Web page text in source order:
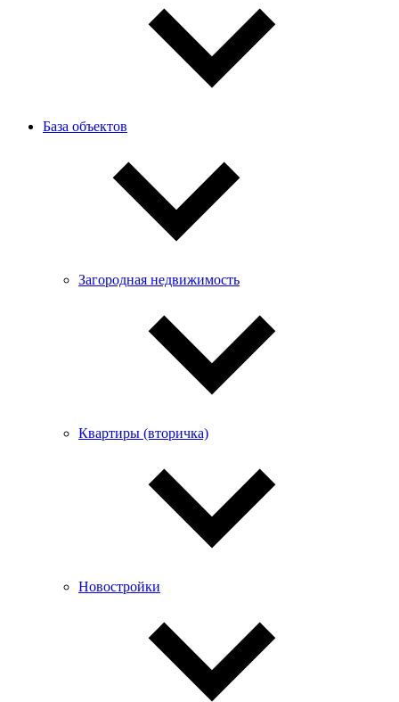
База объектов
Загородная недвижимость
Квартиры (вторичка)
Новостройки